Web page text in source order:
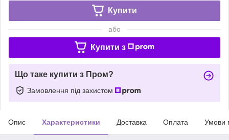
Купити
або
Купити з
Що таке купити з Пром?
Замовлення під захистом
Опис Характеристики Доставка Оплата Умови